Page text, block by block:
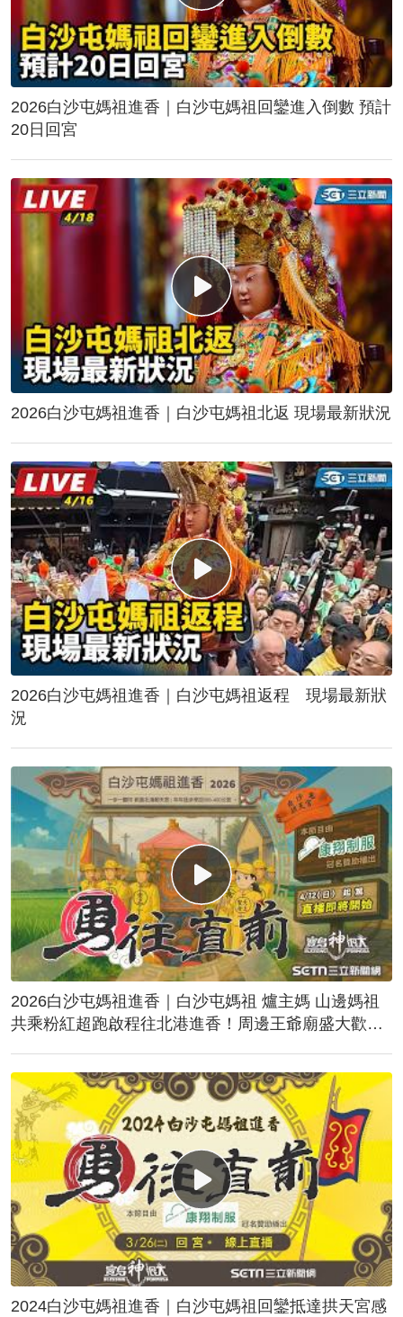
2026白沙屯媽祖進香｜白沙屯媽祖回鑾進入倒數 預計
20日回宮
2026白沙屯媽祖進香｜白沙屯媽祖北返 現場最新狀況
2026白沙屯媽祖進香｜白沙屯媽祖返程 現場最新狀
況
2026白沙屯媽祖進香｜白沙屯媽祖 爐主媽 山邊媽祖
共乘粉紅超跑啟程往北港進香！周邊王爺廟盛大歡
2024白沙屯媽祖進香｜白沙屯媽祖回鑾抵達拱天宮感